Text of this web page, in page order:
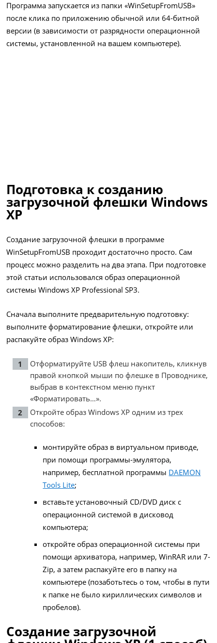
Программа запускается из папки «WinSetupFromUSB»
после клика по приложению обычной или 64-битной
версии (в зависимости от разрядности операционной
системы, установленной на вашем компьютере).
Подготовка к созданию
загрузочной флешки Windows
XP
Создание загрузочной флешки в программе
WinSetupFromUSB проходит достаточно просто. Сам
процесс можно разделить на два этапа. При подготовке
этой статьи использовался образ операционной
системы Windows XP Professional SP3.
Сначала выполните предварительную подготовку:
выполните форматирование флешки, откройте или
распакуйте образ Windows XP:
Отформатируйте USB флеш накопитель, кликнув
правой кнопкой мыши по флешке в Проводнике,
выбрав в контекстном меню пункт
«Форматировать…».
Откройте образ Windows XP одним из трех
способов:
монтируйте образ в виртуальном приводе,
при помощи программы-эмулятора,
например, бесплатной программы DAEMON
Tools Lite;
вставьте установочный CD/DVD диск с
операционной системой в дисковод
компьютера;
откройте образ операционной системы при
помощи архиватора, например, WinRAR или 7-
Zip, а затем распакуйте его в папку на
компьютере (позаботьтесь о том, чтобы в пути
к папке не было кириллических символов и
пробелов).
Создание загрузочной